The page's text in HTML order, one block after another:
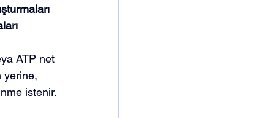
ATP net
yerine,
istenir.